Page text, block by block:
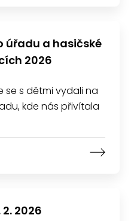
úřadu a hasičské
2026
se s dětmi vydali na
kde nás přivítala
2026